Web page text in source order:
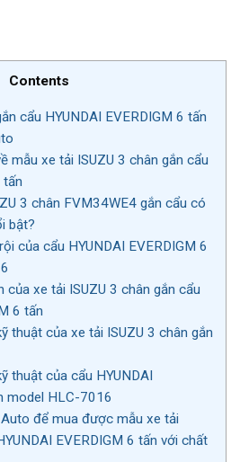
Contents
cẩu HYUNDAI EVERDIGM 6 tấn
mẫu xe tải ISUZU 3 chân gắn cẩu
tấn
3 chân FVM34WE4 gắn cẩu có
bật?
của cẩu HYUNDAI EVERDIGM 6
của xe tải ISUZU 3 chân gắn cẩu
6 tấn
thuật của xe tải ISUZU 3 chân gắn
thuật của cẩu HYUNDAI
model HLC-7016
để mua được mẫu xe tải
EVERDIGM 6 tấn với chất